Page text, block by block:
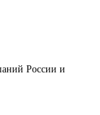
России и